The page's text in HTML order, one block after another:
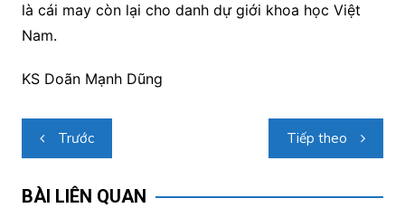
là cái may còn lại cho danh dự giới khoa học Việt
Nam.
KS Doãn Mạnh Dũng
Điều
hướng
bài
Trước Tiếp theo
BÀI LIÊN QUAN